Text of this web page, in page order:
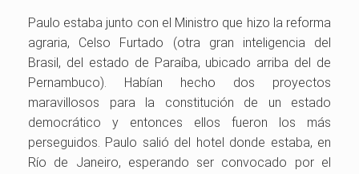
Paulo estaba junto con el Ministro que hizo la reforma
agraria, Celso Furtado (otra gran inteligencia del
Brasil, del estado de Paraíba, ubicado arriba del de
Pernambuco). Habían hecho dos proyectos
maravillosos para la constitución de un estado
democrático y entonces ellos fueron los más
perseguidos. Paulo salió del hotel donde estaba, en
Río de Janeiro, esperando ser convocado por el